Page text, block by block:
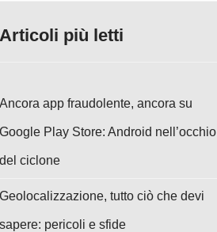
Articoli più letti
Ancora app fraudolente, ancora su
Google Play Store: Android nell’occhio
del ciclone
Geolocalizzazione, tutto ciò che devi
sapere: pericoli e sfide